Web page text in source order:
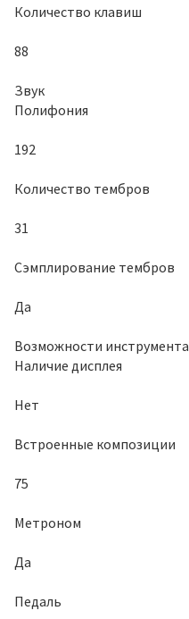
Количество клавиш
88
Звук
Полифония
192
Количество тембров
31
Сэмплирование тембров
Да
Возможности инструмента
Наличие дисплея
Нет
Встроенные композиции
75
Метроном
Да
Педаль